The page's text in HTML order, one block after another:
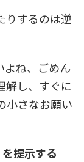
りするのは逆
よね、ごめん
解し、すぐに
小さなお願い
提示する